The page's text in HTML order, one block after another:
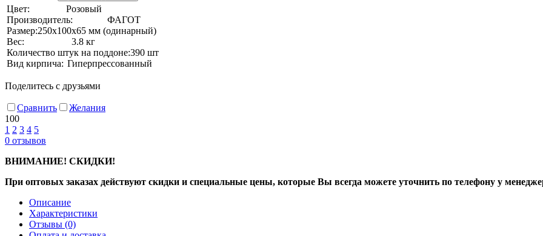
Цвет:
Розовый
Производитель:
ФАГОТ
Размер:250х100х65 мм (одинарный)
Вес:
3.8 кг
Количество штук на поддоне:390 шт
Вид кирпича: Гиперпрессованный
Поделитесь с друзьями
Сравнить
Желания
100
1 2 3 4 5
0 отзывов
ВНИМАНИЕ! СКИДКИ!
При оптовых заказах действуют скидки и специальные цены, которые Вы всегда можете уточнить по телефону у
Описание
Характеристики
Отзывы (0)